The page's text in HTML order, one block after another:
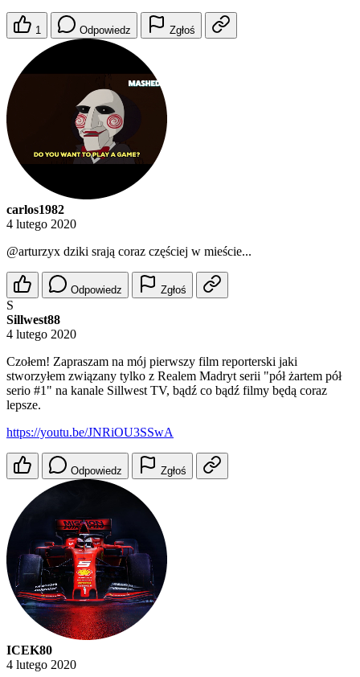
1 Odpowiedz Zgłoś
carlos1982
4 lutego 2020
@arturzyx dziki srają coraz częściej w mieście...
Odpowiedz Zgłoś
S
Sillwest88
4 lutego 2020
Czołem! Zapraszam na mój pierwszy film reporterski jaki
stworzyłem związany tylko z Realem Madryt serii "pół żartem pół
serio #1" na kanale Sillwest TV, bądź co bądź filmy będą coraz
lepsze.
https://youtu.be/JNRiOU3SSwA
Odpowiedz Zgłoś
ICEK80
4 lutego 2020